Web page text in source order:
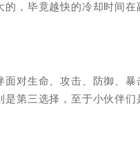
的，毕竟越快的冷却时间
面对生命、攻击、防御、
是第三选择，至于小伙伴